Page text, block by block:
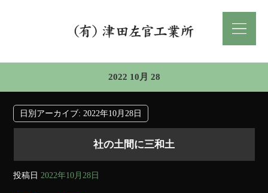
2022 10月 28
日別アーカイブ:2022年10月28日
社の土間に三和土
投稿日 2022年10月28日